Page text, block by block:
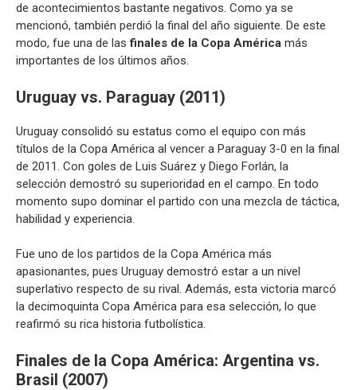
de acontecimientos bastante negativos. Como ya se
mencionó, también perdió la final del año siguiente. De este
modo, fue una de lasfinales de la Copa América más
importantes de los últimos años.
Uruguay vs. Paraguay (2011)
Uruguay consolidó su estatus como el equipo con más
títulos de la Copa América al vencer a Paraguay 3-0 en la final
de 2011. Con goles de Luis Suárez y Diego Forlán, la
selección demostró su superioridad en el campo. En todo
momento supo dominar el partido con una mezcla de táctica,
habilidad y experiencia.
Fue uno de los partidos de la Copa América más
apasionantes, pues Uruguay demostró estar a un nivel
superlativo respecto de su rival. Además, esta victoria marcó
la decimoquinta Copa América para esa selección, lo que
reafirmó su rica historia futbolística.
Finales de la Copa América: Argentina vs.
Brasil (2007)